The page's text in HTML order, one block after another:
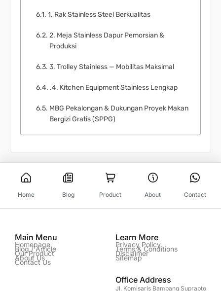
1. Rak Stainless Steel Berkualitas
2. Meja Stainless Dapur Pemorsian &
Produksi
3. Trolley Stainless — Mobilitas Maksimal
.4. Kitchen Equipment Stainless Lengkap
MBG Pekalongan & Dukungan Proyek Makan
Bergizi Gratis (SPPG)
Home Blog Product About Contact
Main Menu
Homepage
Blog / Article
Our Product
About Us
Contact Us
Learn More
Privacy Policy
Terms & Conditions
Disclaimer
Sitemap
Office Address
Jl. Komisaris Bambang Suprapto